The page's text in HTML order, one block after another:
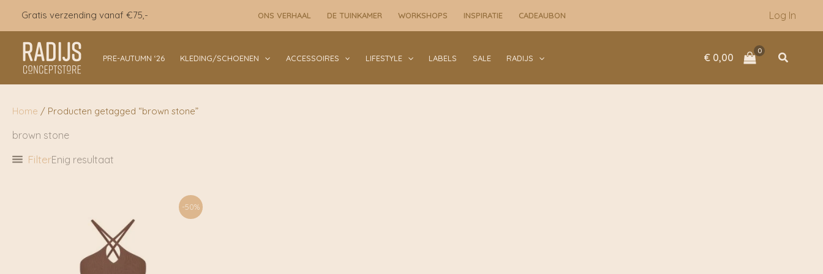
inhoud
Gratis verzending vanaf €75,- ONS VERHAAL DE TUINKAMER WORKSHOPS INSPIRATIE CADEAUBON Log In
PRE-AUTUMN ‘26 KLEDING/SCHOENEN ACCESSOIRES LIFESTYLE LABELS SALE RADIJS € 0,00 Zoeken
Home / Producten getagged “brown stone”
brown stone
FilterEnig resultaat
-50%